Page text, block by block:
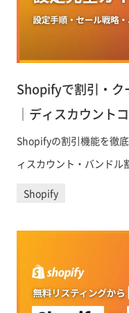
Shopifyで割引・ク
｜ディスカウント
用術
Shopifyの割引機能を徹
ィスカウント・バンドル
なげるセール戦略・よく
Shopify